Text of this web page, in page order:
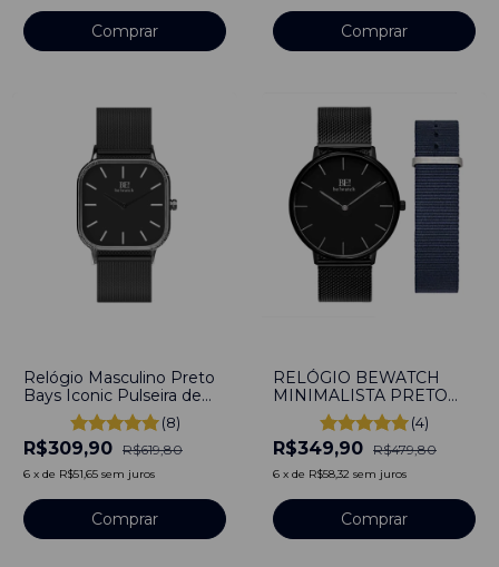
Comprar Comprar
Relógio Masculino Preto
Bays Iconic Pulseira de
Aço Preto 40mm
Minimalista Aço
Inoxidável banhado a
titânio
(8)
R$309,90 R$619,80
6 x de R$51,65 sem juros
Comprar
RELÓGIO BEWATCH
MINIMALISTA PRETO
OXFORD FULL BLACK
40MM + PULSEIRA
NATO AZUL 20MM Aço
Inoxidável banhado a
titânio
(4)
R$349,90 R$479,80
6 x de R$58,32 sem juros
Comprar